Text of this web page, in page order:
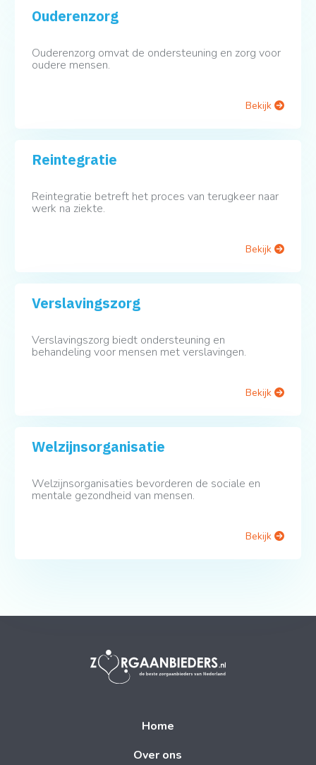
Ouderenzorg
Ouderenzorg omvat de ondersteuning en zorg voor
oudere mensen.
Bekijk
Reintegratie
Reintegratie betreft het proces van terugkeer naar
werk na ziekte.
Bekijk
Verslavingszorg
Verslavingszorg biedt ondersteuning en
behandeling voor mensen met verslavingen.
Bekijk
Welzijnsorganisatie
Welzijnsorganisaties bevorderen de sociale en
mentale gezondheid van mensen.
Bekijk
Home
Over ons